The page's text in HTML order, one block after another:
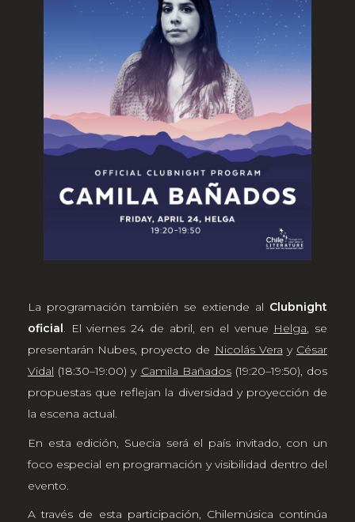
La programación también se extiende al Clubnight
oficial. El viernes 24 de abril, en el venue Helga, se
presentarán Nubes, proyecto de Nicolás Vera y César
Vidal (18:30–19:00) y Camila Bañados(19:20–19:50), dos
propuestas que reflejan la diversidad y proyección de
la escena actual.
En esta edición, Suecia será el país invitado, con un
foco especial en programación y visibilidad dentro del
evento.
A través de esta participación, Chilemúsica continúa